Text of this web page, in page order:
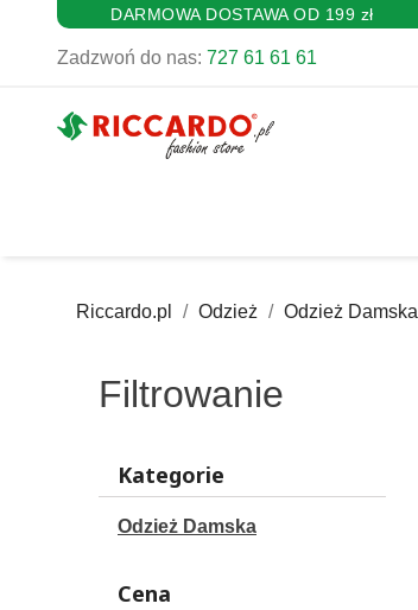
DARMOWA DOSTAWA OD 199 zł
Zadzwoń do nas: 727 61 61 61
Riccardo.pl Odzież Odzież Damska
Filtrowanie
Kategorie
Odzież Damska
Cena